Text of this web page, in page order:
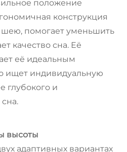
положение
конструкция
помогает уменьшить
качество сна. Её
её идеальным
ищет индивидуальную
глубокого и
высоты
адаптивных вариантах